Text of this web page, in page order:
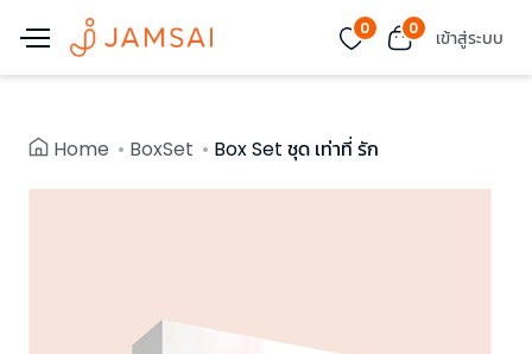
0 0 เข้าสู่ระบบ
Home BoxSet Box Set ชุด เท่าที่ รัก